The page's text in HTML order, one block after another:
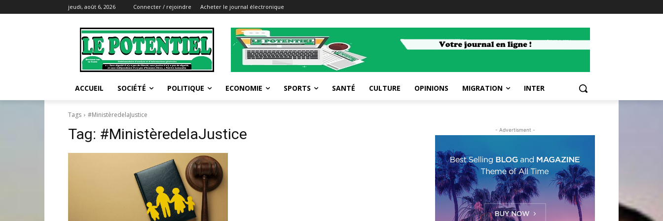
jeudi, août 6, 2026 Connecter / rejoindre Acheter le journal électronique
ACCUEIL SOCIÉTÉ POLITIQUE ECONOMIE SPORTS SANTÉ CULTURE OPINIONS MIGRATION INTER
Tags #MinistèredelaJustice
Tag: #MinistèredelaJustice - Advertisment -